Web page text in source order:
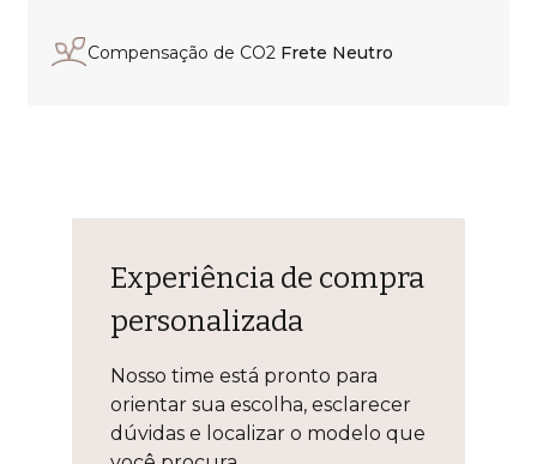
Compensação de CO2 Frete Neutro
Experiência de compra
personalizada
Nosso time está pronto para
orientar sua escolha, esclarecer
dúvidas e localizar o modelo que